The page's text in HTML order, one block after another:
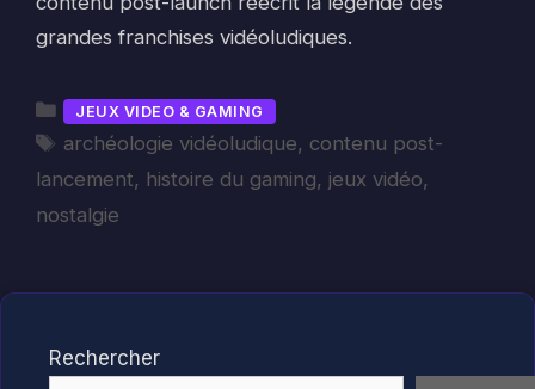
grandes franchises vidéoludiques.
Catégories
JEUX VIDEO & GAMING
Étiquettes
archéologie vidéoludique, contenu post-
lancement, histoire du gaming, jeux vidéo,
nostalgie
Rechercher